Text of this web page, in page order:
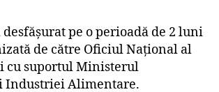
desfășurat pe o perioadă de 2 luni
de către Oficiul Național al
cu suportul Ministerul
Industriei Alimentare.